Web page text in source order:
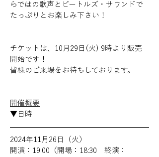
らではの歌声とビートルズ・サウンドで
たっぷりとお楽しみ下さい！
チケットは、10月29日(火) 9時より販売
開始です！
皆様のご来場をお待ちしております。
開催概要
▼日時
2024年11月26日（火）
開演：19:00（開場：18:30　終演：